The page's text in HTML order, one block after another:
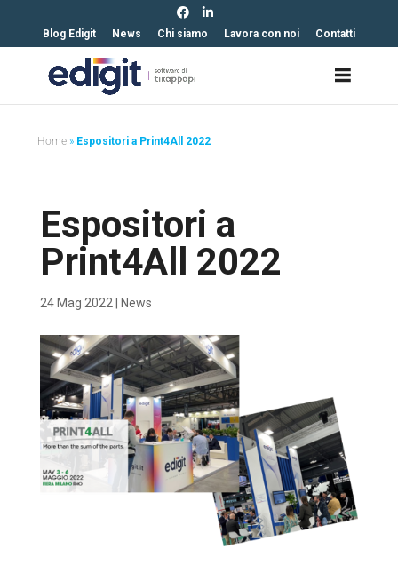
Blog Edigit News Chi siamo Lavora con noi Contatti
Home » Espositori a Print4All 2022
Espositori a
Print4All 2022
24 Mag 2022 News